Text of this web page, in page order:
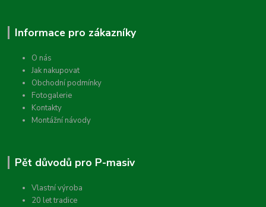
Informace pro zákazníky
O nás
Jak nakupovat
Obchodní podmínky
Fotogalerie
Kontakty
Montážní návody
Pět důvodů pro P-masiv
Vlastní výroba
20 let tradice